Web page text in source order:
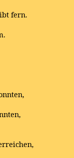
fern.